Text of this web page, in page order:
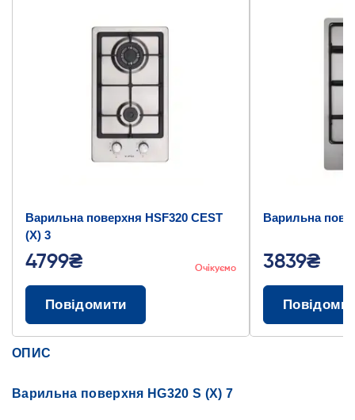
Варильна поверхня HSF320 CEST
(X) 3
4799₴ Очікуємо
Повідомити
Варильна
3839₴
ОПИС
Варильна поверхня HG320 S (X) 7